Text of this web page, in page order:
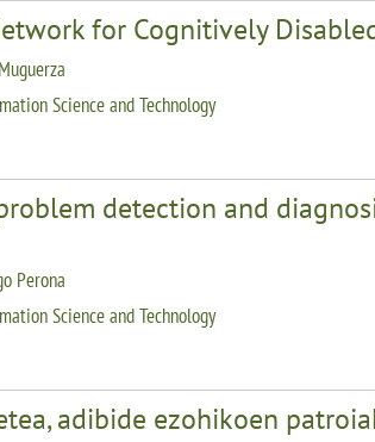
for Cognitively
Science and Technology
detection and
Perona
Science and Technology
adibide ezohikoen